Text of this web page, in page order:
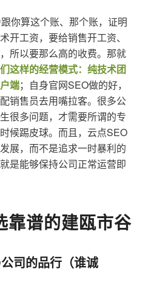
你算这个账、那个账，证明
开工资，要给销售开工资、
所以要那么高的收费。那就
这样的经营模式：纯技术团
端；自身官网SEO做的好，
销售员去用嘴拉客。很多公
很多问题，才需要所谓的专
候踢皮球。而且，云点SEO
展，而不是追求一时暴利的
是能够保持公司正常运营即
靠谱的建瓯市谷
司的品行（谁诚